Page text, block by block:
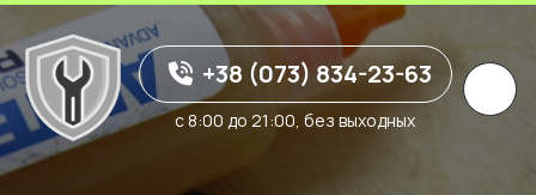
+38 (073) 834-23-63
с 8:00 до 21:00, без выходных